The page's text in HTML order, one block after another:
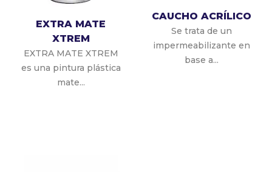
EXTRA MATE
XTREM
EXTRA MATE XTREM
es una pintura plástica
mate...
CAUCHO ACRÍLICO
Se trata de un
impermeabilizante en
base a...